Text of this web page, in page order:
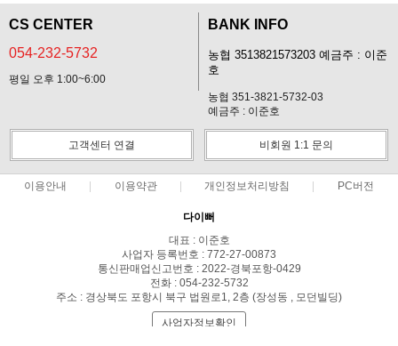
CS CENTER
054-232-5732
평일 오후 1:00~6:00
BANK INFO
농협 3513821573203 예금주 : 이준
호
농협 351-3821-5732-03
예금주 : 이준호
고객센터 연결 비회원 1:1 문의
이용안내 이용약관 개인정보처리방침 PC버전
다이뻐
대표 : 이준호
사업자 등록번호 : 772-27-00873
통신판매업신고번호 : 2022-경북포항-0429
전화 : 054-232-5732
주소 : 경상북도 포항시 북구 법원로1, 2층 (장성동 , 모던빌딩)
사업자정보확인